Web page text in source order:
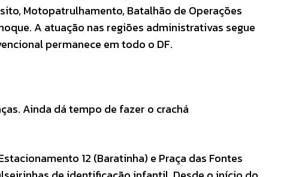
Motopatrulhamento, Batalhão de Operações
A atuação nas regiões administrativas segue
permanece em todo o DF.
Ainda dá tempo de fazer o crachá
12 (Baratinha) e Praça das Fontes